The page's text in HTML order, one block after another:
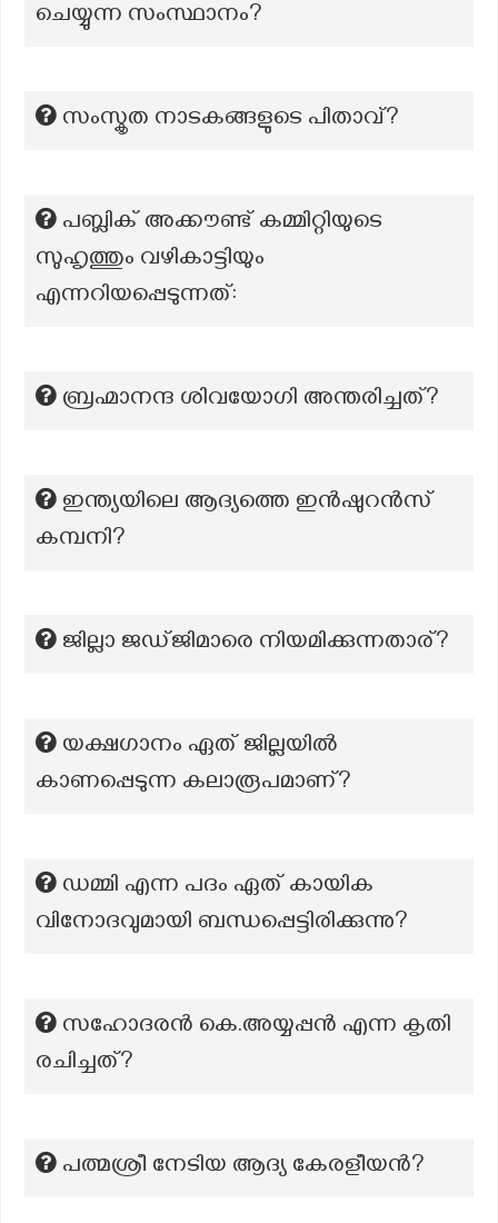
ചെയ്യുന്ന സംസ്ഥാനം?
സംസ്കൃത നാടകങ്ങളുടെ പിതാവ്?
പബ്ലിക് അക്കൗണ്ട് കമ്മിറ്റിയുടെ
സുഹൃത്തും വഴികാട്ടിയും
എന്നറിയപ്പെടുന്നത്:
ബ്രഹ്മാനന്ദ ശിവയോഗി അന്തരിച്ചത്?
ഇന്ത്യയിലെ ആദ്യത്തെ ഇൻഷുറൻസ്
കമ്പനി?
ജില്ലാ ജഡ്ജിമാരെ നിയമിക്കുന്നതാര്?
യക്ഷഗാനം ഏത് ജില്ലയിൽ
കാണപ്പെടുന്ന കലാരൂപമാണ്?
ഡമ്മി എന്ന പദം ഏത് കായിക
വിനോദവുമായി ബന്ധപ്പെട്ടിരിക്കുന്നു?
സഹോദരന്‍ കെ.അയ്യപ്പന്‍ എന്ന കൃതി
രചിച്ചത്?
പത്മശ്രീ നേടിയ ആദ്യ കേരളീയന്‍?